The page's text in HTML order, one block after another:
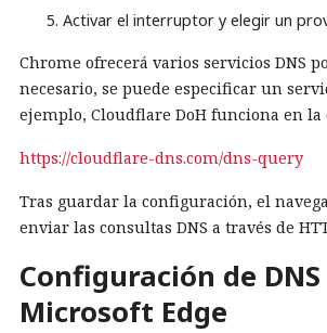
Activar el interruptor y elegir un
Chrome ofrecerá varios servicios DNS
necesario, se puede especificar un
ejemplo, Cloudflare DoH funciona en la
https://cloudflare-dns.com/dns-query
Tras guardar la configuración, el
enviar las consultas DNS a través de
Configuración de
Microsoft Edge